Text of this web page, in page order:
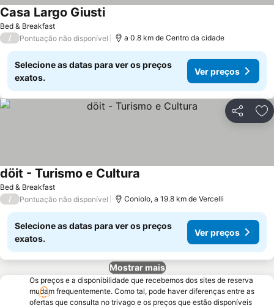
Bed & Breakfast
Casa Largo Giusti
/ Pontuação não disponível a 0.8 km de Centro da cidade
Selecione as datas para ver os preços
exatos.
Ver preços
Partilhar
Bed & Breakfast
döit - Turismo e Cultura
/ Pontuação não disponível Coniolo, a 19.8 km de Vercelli
Selecione as datas para ver os preços
exatos.
Ver preços
Mostrar mais
Os preços e a disponibilidade que recebemos dos sites de reserva
mudam frequentemente. Como tal, pode haver diferenças entre as
ofertas que consulta no trivago e os preços que estão disponíveis